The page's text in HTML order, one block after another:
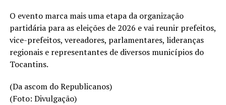
O evento marca mais uma etapa da organização
partidária para as eleições de 2026 e vai reunir prefeitos,
vice-prefeitos, vereadores, parlamentares, lideranças
regionais e representantes de diversos municípios do
Tocantins.
(Da ascom do Republicanos)
(Foto: Divulgação)